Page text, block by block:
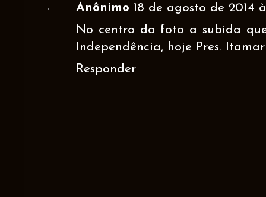
Anônimo 18 de agosto de 2014
No centro da foto a subida
Independência, hoje Pres.
Responder